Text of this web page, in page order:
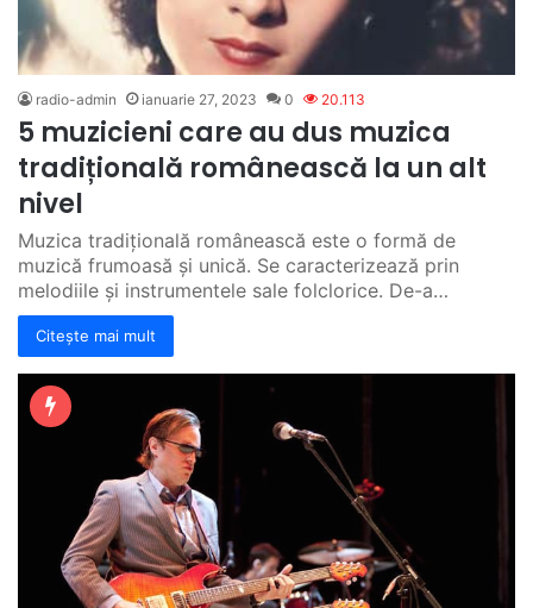
radio-admin ianuarie 27, 2023 0 20.113
5 muzicieni care au dus muzica
tradițională românească la un alt
nivel
Muzica tradițională românească este o formă de
muzică frumoasă și unică. Se caracterizează prin
melodiile și instrumentele sale folclorice. De-a…
Citește mai mult